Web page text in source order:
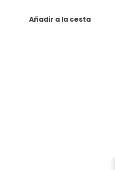
Añadir a la cesta